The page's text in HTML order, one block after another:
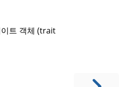
트 객체 (trait